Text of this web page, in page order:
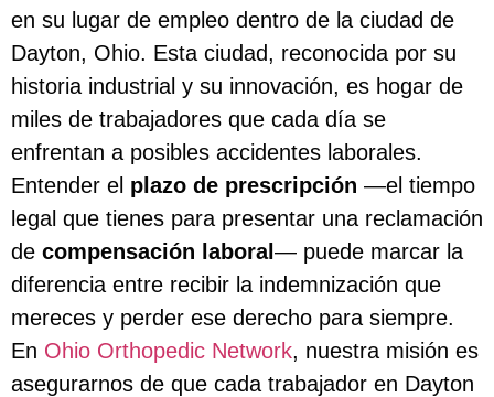
en su lugar de empleo dentro de la ciudad de
Dayton, Ohio. Esta ciudad, reconocida por su
historia industrial y su innovación, es hogar de
miles de trabajadores que cada día se
enfrentan a posibles accidentes laborales.
Entender el plazo de prescripción —el tiempo
legal que tienes para presentar una reclamación
de compensación laboral— puede marcar la
diferencia entre recibir la indemnización que
mereces y perder ese derecho para siempre.
En Ohio Orthopedic Network, nuestra misión es
asegurarnos de que cada trabajador en Dayton